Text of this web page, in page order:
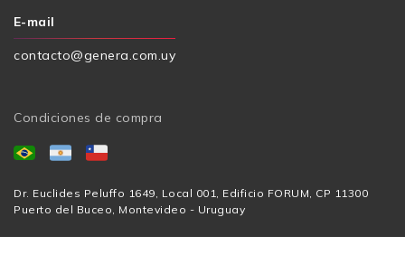
E-mail
contacto@genera.com.uy
Condiciones de compra
Dr. Euclides Peluffo 1649, Local 001, Edificio FORUM, CP 11300
Puerto del Buceo, Montevideo - Uruguay